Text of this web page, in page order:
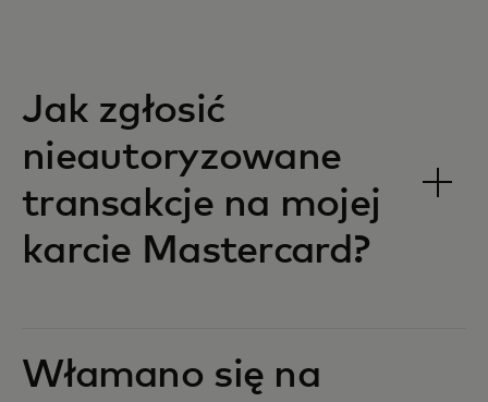
Jak zgłosić
nieautoryzowane
transakcje na mojej
karcie Mastercard?
Włamano się na